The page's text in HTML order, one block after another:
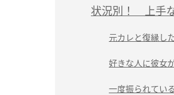
状況別！ 上手
元カレと復縁し
好きな人に彼女
一度振られてい